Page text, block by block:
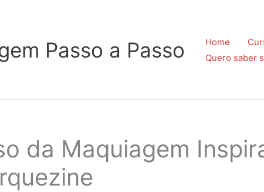
Passo a Passo Home
Quero saber
da Maquiagem